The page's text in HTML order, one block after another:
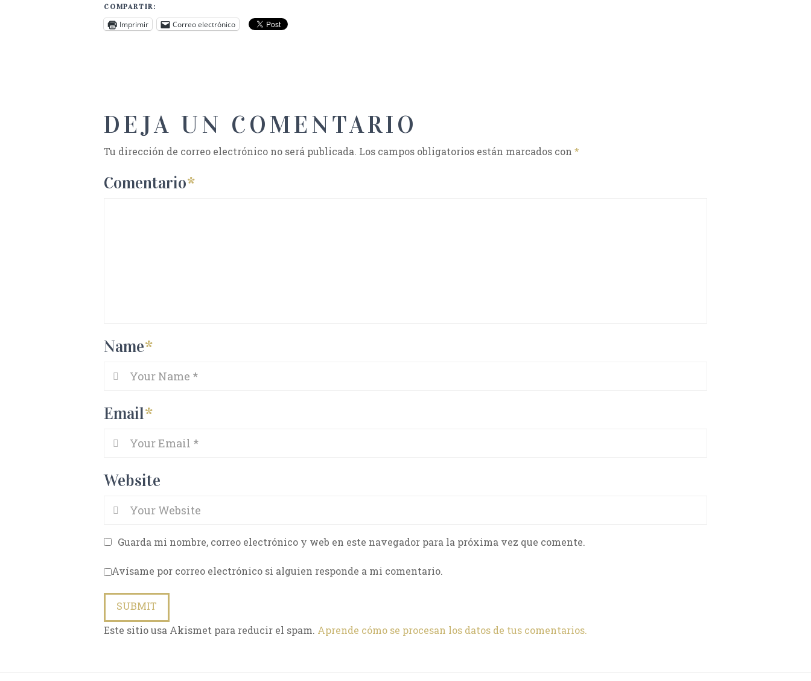
COMPARTIR:
Imprimir Correo electrónico
DEJA UN COMENTARIO
Tu dirección de correo electrónico no será publicada. Los campos obligatorios están marcados con *
Comentario*
Name*
Email*
Website
Guarda mi nombre, correo electrónico y web en este navegador para la próxima vez que comente.
Avísame por correo electrónico si alguien responde a mi comentario.
Este sitio usa Akismet para reducir el spam. Aprende cómo se procesan los datos de tus comentarios.